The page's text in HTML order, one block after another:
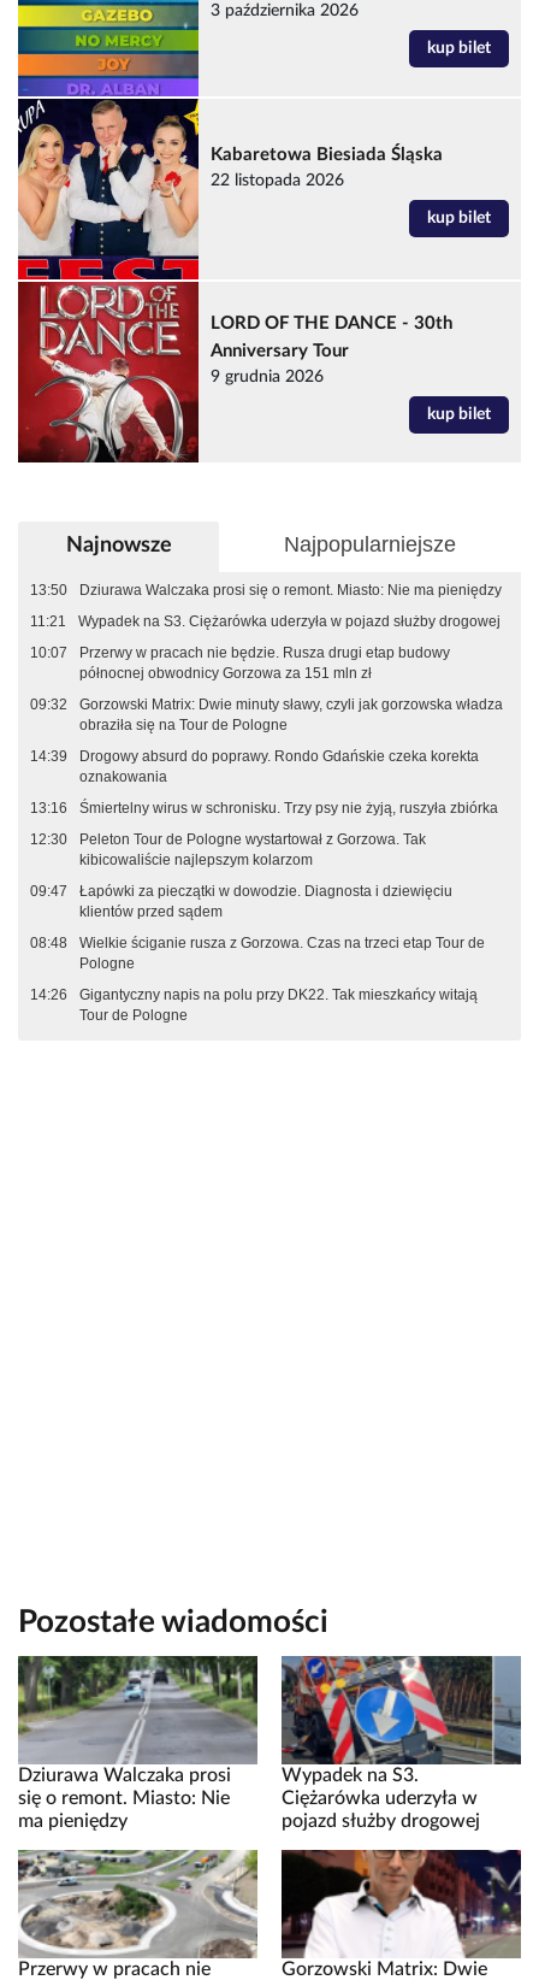
3 października 2026
kup bilet
Kabaretowa Biesiada Śląska
22 listopada 2026
kup bilet
LORD OF THE DANCE - 30th
Anniversary Tour
9 grudnia 2026
kup bilet
Najnowsze Najpopularniejsze
13:50
Dziurawa Walczaka prosi się o remont. Miasto: Nie ma pieniędzy
11:21
Wypadek na S3. Ciężarówka uderzyła w pojazd służby drogowej
10:07
Przerwy w pracach nie będzie. Rusza drugi etap budowy
północnej obwodnicy Gorzowa za 151 mln zł
09:32
Gorzowski Matrix: Dwie minuty sławy, czyli jak gorzowska władza
obraziła się na Tour de Pologne
14:39
Drogowy absurd do poprawy. Rondo Gdańskie czeka korekta
oznakowania
13:16
Śmiertelny wirus w schronisku. Trzy psy nie żyją, ruszyła zbiórka
12:30
Peleton Tour de Pologne wystartował z Gorzowa. Tak
kibicowaliście najlepszym kolarzom
09:47
Łapówki za pieczątki w dowodzie. Diagnosta i dziewięciu
klientów przed sądem
08:48
Wielkie ściganie rusza z Gorzowa. Czas na trzeci etap Tour de
Pologne
14:26
Gigantyczny napis na polu przy DK22. Tak mieszkańcy witają
Tour de Pologne
Pozostałe wiadomości
Dziurawa Walczaka prosi
się o remont. Miasto: Nie
ma pieniędzy
Wypadek na S3.
Ciężarówka uderzyła w
pojazd służby drogowej
Przerwy w pracach nie
Gorzowski Matrix: Dwie